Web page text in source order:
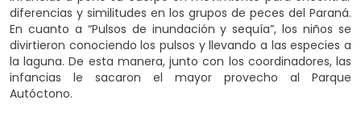
diferencias y similitudes en los grupos de peces del Paraná.
En cuanto a “Pulsos de inundación y sequía”, los niños se
divirtieron conociendo los pulsos y llevando a las especies a
la laguna. De esta manera, junto con los coordinadores, las
infancias le sacaron el mayor provecho al Parque
Autóctono.